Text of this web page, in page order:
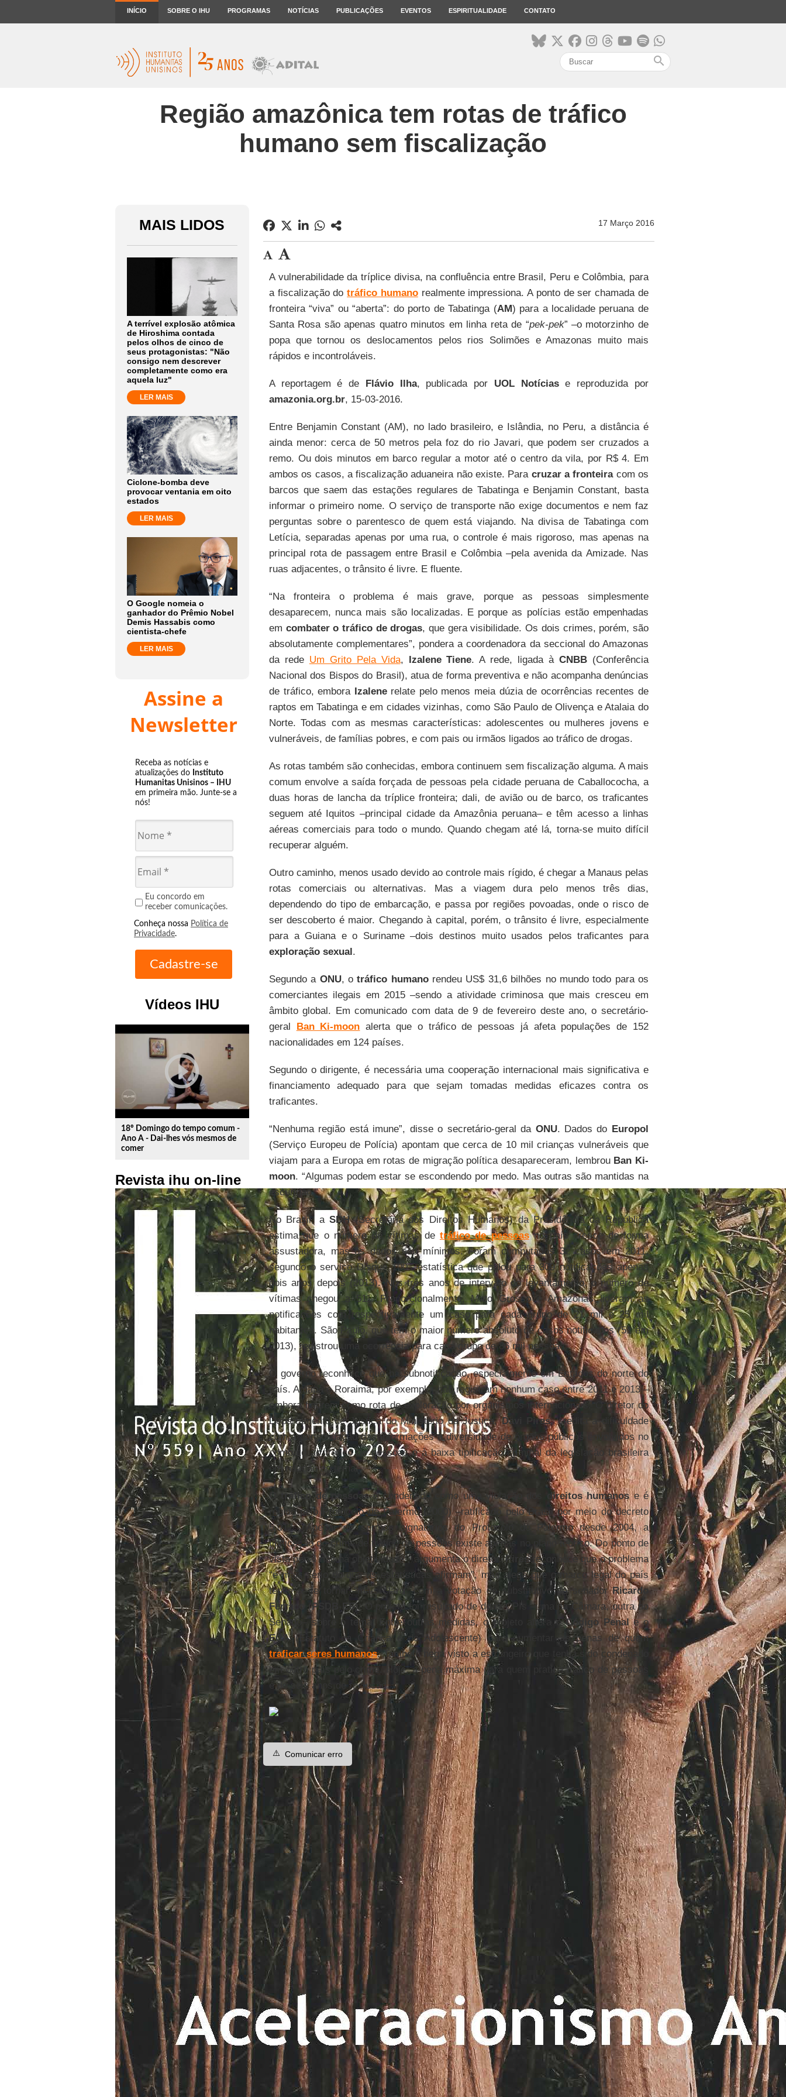
INÍCIO SOBRE O IHU PROGRAMAS NOTÍCIAS PUBLICAÇÕES EVENTOS ESPIRITUALIDADE CONTATO
search
Região amazônica tem rotas de tráfico
humano sem fiscalização
MAIS LIDOS
A terrível explosão atômica
de Hiroshima contada
pelos olhos de cinco de
seus protagonistas: "Não
consigo nem descrever
completamente como era
aquela luz"
LER MAIS
Ciclone-bomba deve
provocar ventania em oito
estados
LER MAIS
O Google nomeia o
ganhador do Prêmio Nobel
Demis Hassabis como
cientista-chefe
LER MAIS
Assine a
Newsletter
Receba as notícias e
atualizações do Instituto
Humanitas Unisinos – IHU
em primeira mão. Junte-se a
nós!
Eu concordo em
receber comunicações.
Conheça nossa Política de
Privacidade.
Vídeos IHU
play_circle_outline
18º Domingo do tempo comum -
Ano A - Dai-lhes vós mesmos de
comer
Revista ihu on-line
17 Março 2016
A vulnerabilidade da tríplice divisa, na confluência entre Brasil, Peru e Colômbia, para
a fiscalização dotráfico humanorealmente impressiona. A ponto de ser chamada de
fronteira “viva” ou “aberta”: do porto de Tabatinga (AM) para a localidade peruana de
Santa Rosa são apenas quatro minutos em linha reta de “pek-pek” –o motorzinho de
popa que tornou os deslocamentos pelos rios Solimões e Amazonas muito mais
rápidos e incontroláveis.
A reportagem é de Flávio Ilha, publicada por UOL Notíciase reproduzida por
amazonia.org.br, 15-03-2016.
Entre Benjamin Constant (AM), no lado brasileiro, e Islândia, no Peru, a distância é
ainda menor: cerca de 50 metros pela foz do rio Javari, que podem ser cruzados a
remo. Ou dois minutos em barco regular a motor até o centro da vila, por R$ 4. Em
ambos os casos, a fiscalização aduaneira não existe. Para cruzar a fronteiracom os
barcos que saem das estações regulares de Tabatinga e Benjamin Constant, basta
informar o primeiro nome. O serviço de transporte não exige documentos e nem faz
perguntas sobre o parentesco de quem está viajando. Na divisa de Tabatinga com
Letícia, separadas apenas por uma rua, o controle é mais rigoroso, mas apenas na
principal rota de passagem entre Brasil e Colômbia –pela avenida da Amizade. Nas
ruas adjacentes, o trânsito é livre. E fluente.
“Na fronteira o problema é mais grave, porque as pessoas simplesmente
desaparecem, nunca mais são localizadas. E porque as polícias estão empenhadas
em combater o tráfico de drogas, que gera visibilidade. Os dois crimes, porém, são
absolutamente complementares”, pondera a coordenadora da seccional do Amazonas
da rede Um Grito Pela Vida, Izalene Tiene. A rede, ligada àCNBB (Conferência
Nacional dos Bispos do Brasil), atua de forma preventiva e não acompanha denúncias
de tráfico, embora Izalenerelate pelo menos meia dúzia de ocorrências recentes de
raptos em Tabatinga e em cidades vizinhas, como São Paulo de Olivença e Atalaia do
Norte. Todas com as mesmas características: adolescentes ou mulheres jovens e
vulneráveis, de famílias pobres, e com pais ou irmãos ligados ao tráfico de drogas.
As rotas também são conhecidas, embora continuem sem fiscalização alguma. A mais
comum envolve a saída forçada de pessoas pela cidade peruana de Caballococha, a
duas horas de lancha da tríplice fronteira; dali, de avião ou de barco, os traficantes
seguem até Iquitos –principal cidade da Amazônia peruana– e têm acesso a linhas
aéreas comerciais para todo o mundo. Quando chegam até lá, torna-se muito difícil
recuperar alguém.
Outro caminho, menos usado devido ao controle mais rígido, é chegar a Manaus pelas
rotas comerciais ou alternativas. Mas a viagem dura pelo menos três dias,
dependendo do tipo de embarcação, e passa por regiões povoadas, onde o risco de
ser descoberto é maior. Chegando à capital, porém, o trânsito é livre, especialmente
para a Guiana e o Suriname –dois destinos muito usados pelos traficantes para
exploração sexual.
Segundo a ONU, otráfico humanorendeu US$ 31,6 bilhões no mundo todo para os
comerciantes ilegais em 2015 –sendo a atividade criminosa que mais cresceu em
âmbito global. Em comunicado com data de 9 de fevereiro deste ano, o secretário-
geral Ban Ki-moon alerta que o tráfico de pessoas já afeta populações de 152
nacionalidades em 124 países.
Segundo o dirigente, é necessária uma cooperação internacional mais significativa e
financiamento adequado para que sejam tomadas medidas eficazes contra os
traficantes.
“Nenhuma região está imune”, disse o secretário-geral da ONU. Dados do Europol
(Serviço Europeu de Polícia) apontam que cerca de 10 mil crianças vulneráveis que
viajam para a Europa em rotas de migração política desapareceram, lembrou Ban Ki-
moon. “Algumas podem estar se escondendo por medo. Mas outras são mantidas na
escuridão.”
No Brasil, aSDH(Secretaria dos Direitos Humanos) da Presidência da República
estima que o número de vítimas de tráfico de pessoasno país cresce de forma
assustadora, mas os dados são mínimos. Foram computados 32 casos em 2011,
segundo o serviço Disque 100 –estatística que pulou para 309 notificações apenas
dois anos depois (2013). Nos três anos de intervalo do levantamento, o número de
vítimas chegou a 511. Proporcionalmente, Mato Grosso e Amazonas lideram as
notificações com respectivamente um caso para cada grupo de 21 mil e 25 mil
habitantes. São Paulo, que tem o maior número absoluto de casos notificados (51 em
2013), registrou uma ocorrência para cada grupo de 86 mil pessoas.
O governo reconhece que há subnotificação, especialmente em Estados do norte do
país. Amapá e Roraima, por exemplo, não registram nenhum caso entre 2011 e 2013 –
embora figurem como rota de exploração por organismos internacionais. O diretor do
Departamento de Justiça do Ministério da Justiça,Davi Pires, credita a dificuldade
com a consolidação das informações à diversidade de órgãos públicos envolvidos no
combate ao tráfico de pessoas e à baixa tipificação criminal da legislação brasileira
em relação ao tema.
O tráfico de pessoasé condenado como uma violação dos direitos humanose é
regido pelo Protocolo de Palermo (2000) –ratificado pelo Brasil por meio do decreto
5.017. “Apesar de sermos signatários do Protocolo de Palermo desde 2004, a
tipificação do crime de tráfico de pessoas existe apenas no plano teórico. Do ponto de
vista penal não há objetividade”, argumenta o diretor.Piresreconhece que o problema
“é mais sério do que as estatísticas afirmam”, mas alega que o marco legal do país
tende a se tornar “mais claro” com a votação de substitutivo do senadorRicardo
Ferraço
(PSDB ES). O projeto foi resultado de duas CPIs –uma na Câmara, outra no
Senado– sobre o tema. Entre outras medidas, o projeto altera oCódigo Penale o
ECA(Estatuto da Criança e do Adolescente) para aumentar as penas de quem
traficar seres humanos. Também nega visto a estrangeiro que tenha sido condenado
em outro país pelo crime. Hoje, a pena máxima para quem pratica tráfico de pessoas
é de seis anos de reclusão.
⚠️ Comunicar erro